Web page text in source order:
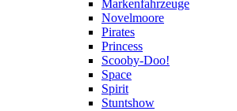
Markenfahrzeuge
Novelmoore
Pirates
Princess
Scooby-Doo!
Space
Spirit
Stuntshow